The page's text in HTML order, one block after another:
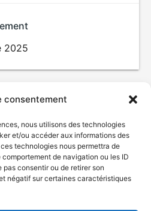
consentement
nous utilisons des technologies
et/ou accéder aux informations des
technologies nous permettra de
de navigation ou les ID
pas consentir ou de retirer son
négatif sur certaines caractéristiques
2025